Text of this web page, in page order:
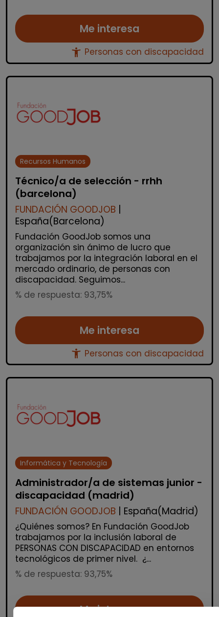
Me interesa
accessibility_new Personas con discapacidad
Recursos Humanos
Técnico/a de selección - rrhh
(barcelona)
FUNDACIÓN GOODJOB
España(Barcelona)
Fundación GoodJob somos una
organización sin ánimo de lucro que
trabajamos por la integración laboral en el
mercado ordinario, de personas con
discapacidad. Seguimos...
% de respuesta: 93,75%
Me interesa
accessibility_new Personas con discapacidad
Informática y Tecnología
Administrador/a de sistemas junior -
discapacidad (madrid)
FUNDACIÓN GOODJOB | España(Madrid)
¿Quiénes somos? En Fundación GoodJob
trabajamos por la inclusión laboral de
PERSONAS CON DISCAPACIDAD en entornos
tecnológicos de primer nivel. ¿...
% de respuesta: 93,75%
Me interesa